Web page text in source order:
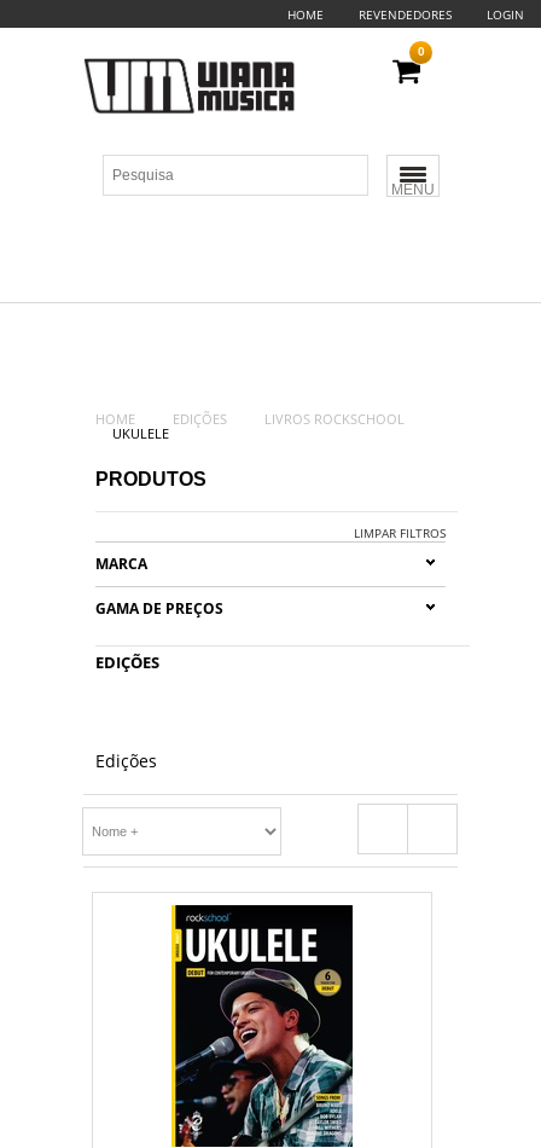
HOME REVENDEDORES LOGIN
MENU
0
HOME EDIÇÕES
LIVROS ROCKSCHOOL
UKULELE
PRODUTOS
LIMPAR FILTROS
MARCA
GAMA DE PREÇOS
EDIÇÕES
Edições